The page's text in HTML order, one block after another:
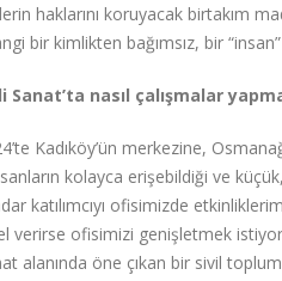
haklarını koruyacak birtakım
bir kimlikten bağımsız, bir
Sanat’ta nasıl çalışmalar
Kadıköy’ün merkezine,
kolayca erişebildiği ve
katılımcıyı ofisimizde
verirse ofisimizi genişletmek
alanında öne çıkan bir sivil